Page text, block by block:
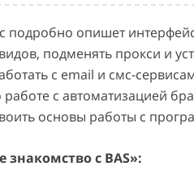
подробно опишет
подменять прокси и
с email и смс-
с автоматизацией
основы работы с
с BAS»: